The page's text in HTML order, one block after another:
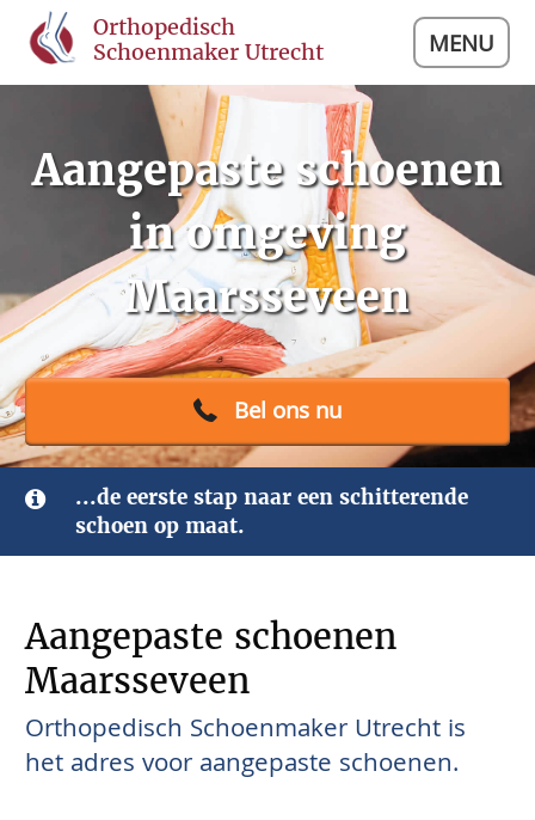
Orthopedisch
Schoenmaker Utrecht
MENU
Aangepaste schoenen
in omgeving
Maarsseveen
Bel ons nu
...de eerste stap naar een schitterende
schoen op maat.
Aangepaste schoenen
Maarsseveen
Orthopedisch Schoenmaker Utrecht is
het adres voor aangepaste schoenen.